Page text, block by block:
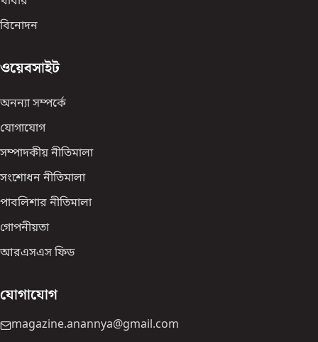
বিনোদন
ওয়েবসাইট
অনন্যা সম্পর্কে
যোগাযোগ
সম্পাদকীয় নীতিমালা
সংশোধন নীতিমালা
পাবলিশার নীতিমালা
গোপনীয়তা
আরএসএস ফিড
যোগাযোগ
magazine.anannya@gmail.com